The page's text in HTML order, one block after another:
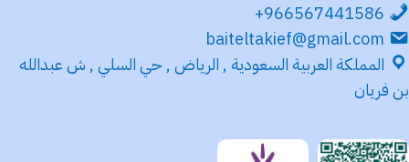
966567441586+
baiteltakief@gmail.com
المملكة العربية السعودية , الرياض , حي السلي , ش عبدالله
بن فريان